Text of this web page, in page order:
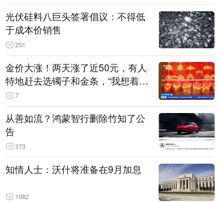
光伏硅料八巨头签署倡议：不得低
于成本价销售
251
金价大涨！两天涨了近50元，有人
特地赶去选镯子和金条，“我想着买
起来可以保值，小批量进一些货”
7
从善如流？鸿蒙智行删除竹知了公
告
373
知情人士：沃什将准备在9月加息
1082